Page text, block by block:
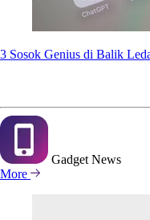
3 Sosok Genius di Balik
GadgetNews
More